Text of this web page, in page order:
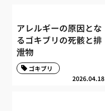
アレルギーの原因とな
るゴキブリの死骸と排
泄物
2026.04.18
ゴキブリ